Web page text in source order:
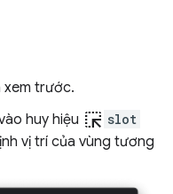
trước.
huy hiệu ink_selection slot
vị trí của vùng tương